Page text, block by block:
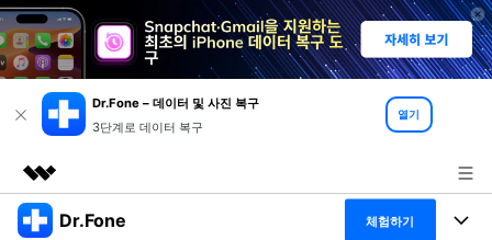
Dr.Fone – 데이터 및 사진 복구
3단계로 데이터 복구
열기
주요 제품Dr.Fone 체험하기